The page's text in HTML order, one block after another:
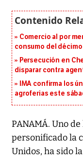
Comercio al por
consumo del
Persecución en
disparar contra
IMA confirma los
agroferias este
PANAMÁ. Uno
personificado la
Unidos, ha sido